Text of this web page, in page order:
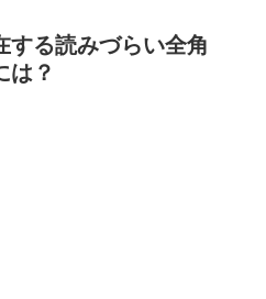
する読みづらい全角
は？